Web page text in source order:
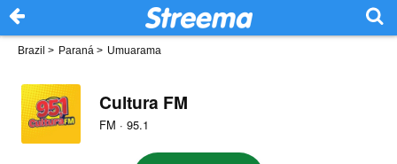
Brazil > Paraná > Umuarama
Cultura FM
FM · 95.1